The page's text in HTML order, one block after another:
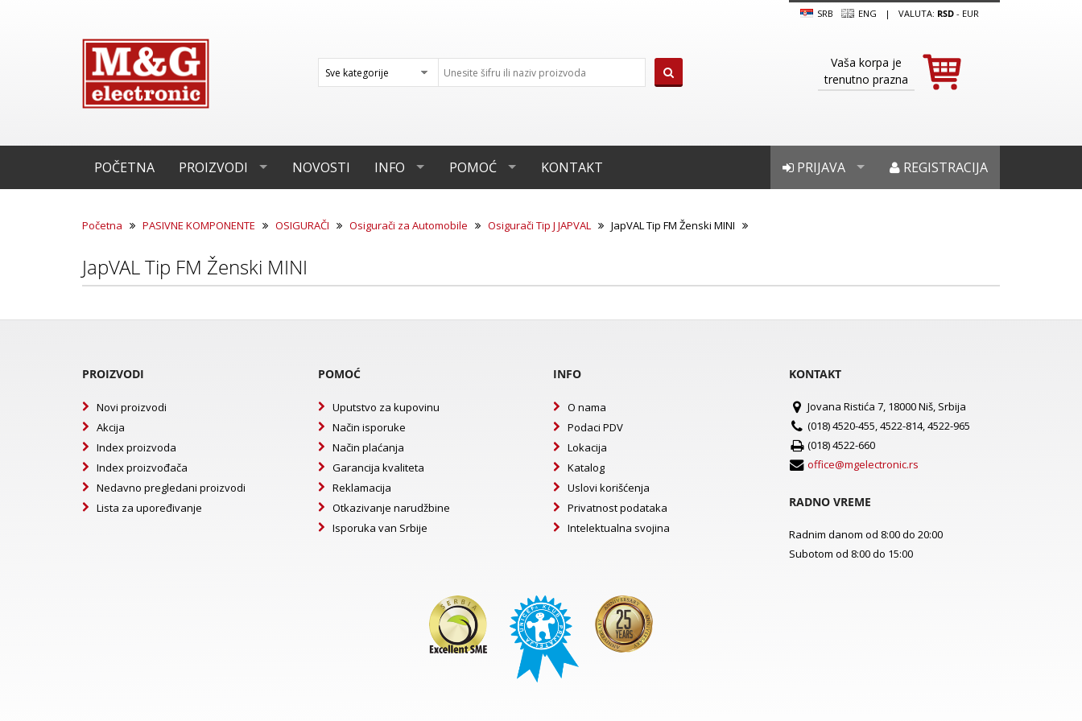
SRB ENG | VALUTA: RSD- EUR
Vaša korpa je
trenutno prazna
POČETNA PROIZVODI NOVOSTI INFO POMOĆ KONTAKT REGISTRACIJA
PRIJAVA
Početna PASIVNE KOMPONENTE OSIGURAČI Osigurači za Automobile Osigurači Tip J JAPVAL JapVAL Tip FM Ženski MINI
JapVAL Tip FM Ženski MINI
PROIZVODI
Novi proizvodi
Akcija
Index proizvoda
Index proizvođača
Nedavno pregledani proizvodi
Lista za upoređivanje
POMOĆ
Uputstvo za kupovinu
Način isporuke
Način plaćanja
Garancija kvaliteta
Reklamacija
Otkazivanje narudžbine
Isporuka van Srbije
INFO
O nama
Podaci PDV
Lokacija
Katalog
Uslovi korišćenja
Privatnost podataka
Intelektualna svojina
KONTAKT
Jovana Ristića 7, 18000 Niš, Srbija
(018) 4520-455, 4522-814, 4522-965
(018) 4522-660
office@mgelectronic.rs
RADNO VREME
Radnim danom od 8:00 do 20:00
Subotom od 8:00 do 15:00